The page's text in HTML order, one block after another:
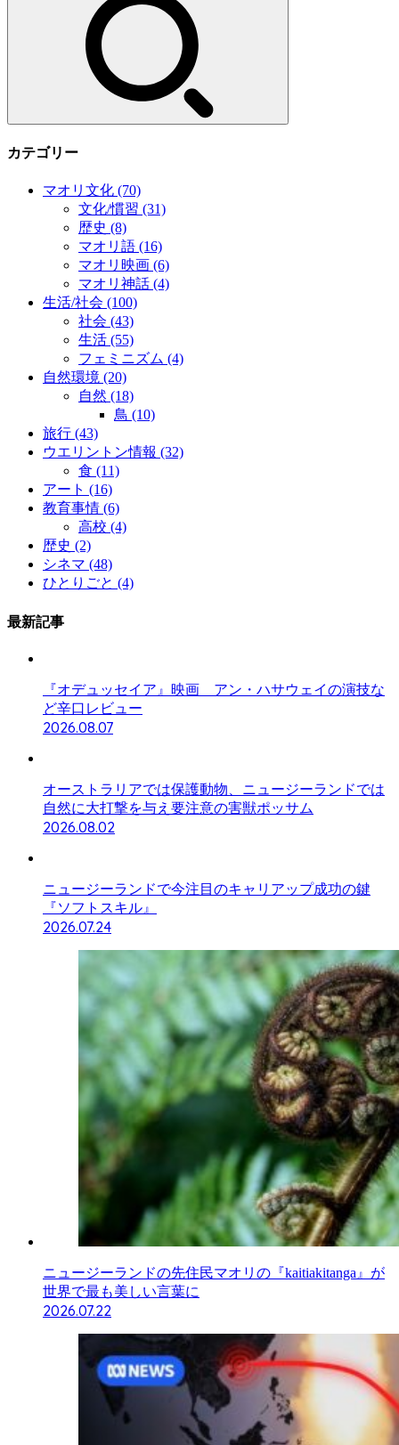
カテゴリー
マオリ文化 (70)
文化/慣習 (31)
歴史 (8)
マオリ語 (16)
マオリ映画 (6)
マオリ神話 (4)
生活/社会 (100)
社会 (43)
生活 (55)
フェミニズム (4)
自然環境 (20)
自然 (18)
鳥 (10)
旅行 (43)
ウエリントン情報 (32)
食 (11)
アート (16)
教育事情 (6)
高校 (4)
歴史 (2)
シネマ (48)
ひとりごと (4)
最新記事
『オデュッセイア』映画 アン・ハサウェイの演技な
ど辛口レビュー
2026.08.07
オーストラリアでは保護動物、ニュージーランドでは
自然に大打撃を与え要注意の害獣ポッサム
2026.08.02
ニュージーランドで今注目のキャリアップ成功の鍵
『ソフトスキル』
2026.07.24
ニュージーランドの先住民マオリの『kaitiakitanga』が
世界で最も美しい言葉に
2026.07.22